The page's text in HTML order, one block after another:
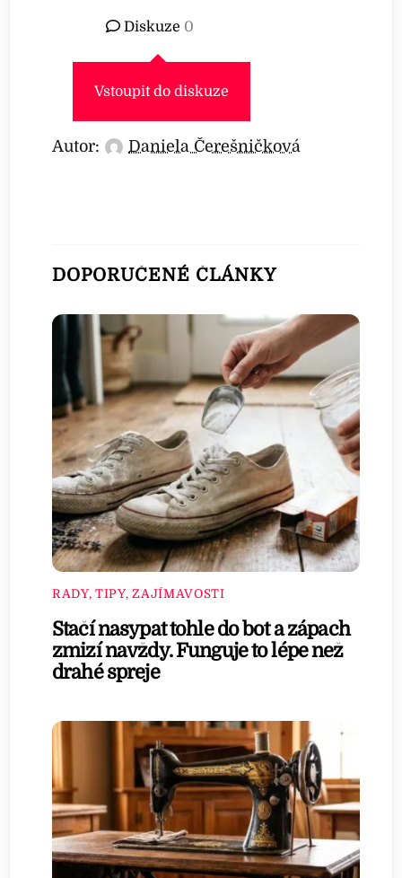
Diskuze 0
Vstoupit do diskuze
Autor: Daniela Čerešničková
DOPORUČENÉ ČLÁNKY
RADY, TIPY, ZAJÍMAVOSTI
Stačí nasypat tohle do bot a zápach
zmizí navždy. Funguje to lépe než
drahé spreje